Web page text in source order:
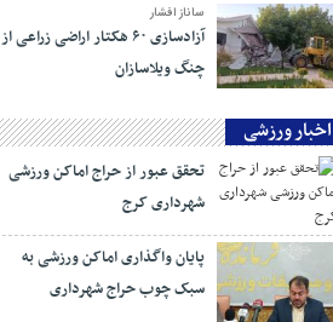
ساناز افشار
آزادسازی ۶۰ هکتار اراضی زراعی از
چنگ ویلاسازان
اخبار ورزشی
تحقق عبور از حراج اماکن ورزشی
شهرداری کرج
پایان واگذاری اماکن ورزشی به
سبک چوب حراج شهرداری